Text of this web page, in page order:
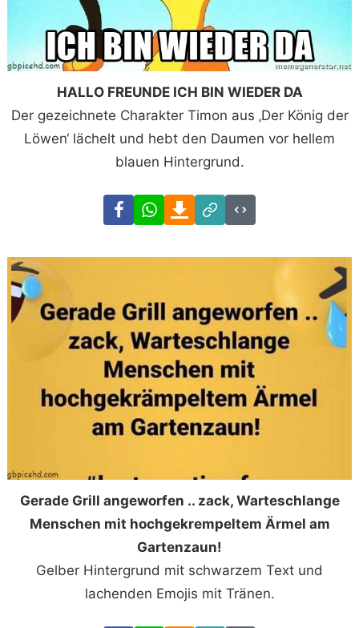
HALLO FREUNDE ICH BIN WIEDER DA
Der gezeichnete Charakter Timon aus ‚Der König der
Löwen‘ lächelt und hebt den Daumen vor hellem
blauen Hintergrund.
FacebookWhatsAppDownload
Link
Code
Gerade Grill angeworfen .. zack, Warteschlange
Menschen mit hochgekrempeltem Ärmel am
Gartenzaun!
Gelber Hintergrund mit schwarzem Text und
lachenden Emojis mit Tränen.